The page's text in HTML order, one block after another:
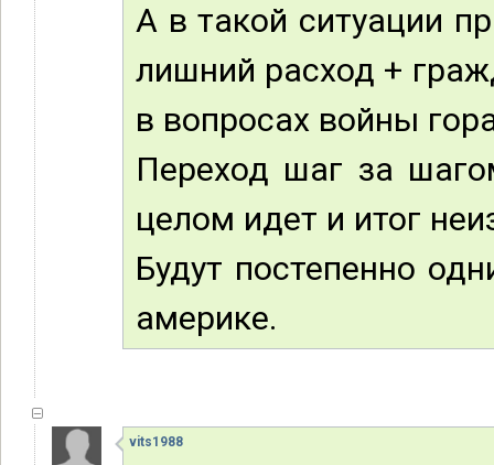
А в такой ситуации
лишний расход +
в вопросах войны
Переход шаг за
целом идет и итог
Будут постепенно
америке.
vits1988